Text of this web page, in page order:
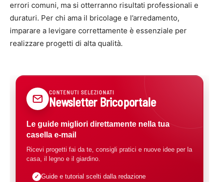
errori comuni, ma si otterranno risultati professionali e
duraturi. Per chi ama il bricolage e l’arredamento,
imparare a levigare correttamente è essenziale per
realizzare progetti di alta qualità.
CONTENUTI SELEZIONATI
Newsletter Bricoportale
Le guide migliori direttamente nella tua
casella e-mail
Ricevi progetti fai da te, consigli pratici e nuove idee per la
casa, il legno e il giardino.
Guide e tutorial scelti dalla redazione